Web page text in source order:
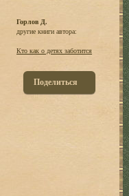
Горлов Д.
другие книги автора:
Кто как о детях заботится
Поделиться